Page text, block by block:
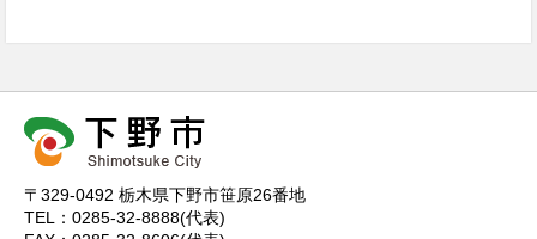
〒329-0492 栃木県下野市笹原26番地
TEL：0285-32-8888(代表)